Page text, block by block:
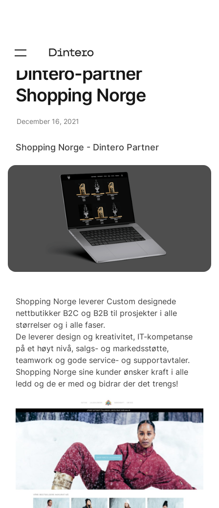
Dintero-partner
Shopping Norge
December 16, 2021
Shopping Norge - Dintero Partner
Shopping Norge leverer Custom designede
nettbutikker B2C og B2B til prosjekter i alle
størrelser og i alle faser.
De leverer design og kreativitet, IT-kompetanse
på et høyt nivå, salgs- og markedsstøtte,
teamwork og gode service- og supportavtaler.
Shopping Norge sine kunder ønsker kraft i alle
ledd og de er med og bidrar der det trengs!